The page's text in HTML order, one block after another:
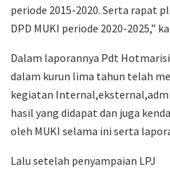
periode 2015-2020. Serta rapat
DPD MUKI periode 2020-2025,”
Dalam laporannya Pdt
dalam kurun lima tahun telah
kegiatan
hasil yang didapat dan juga
oleh MUKI selama ini serta
Lalu setelah penyampaian LPJ